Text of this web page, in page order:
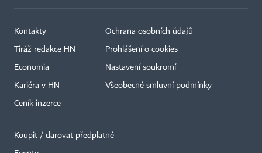
Kontakty
Tiráž redakce HN
Economia
Kariéra v HN
Ceník inzerce
Ochrana osobních údajů
Prohlášení o cookies
Nastavení soukromí
Všeobecné smluvní podmínky
Koupit / darovat předplatné